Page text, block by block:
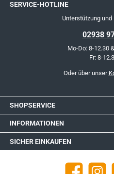
SERVICE-HOTLINE
Unterstützung und
02938
Mo-Do: 8-12.30
Fr: 8-
Oder über unser
SHOPSERVICE
INFORMATIONEN
SICHER EINKAUFEN